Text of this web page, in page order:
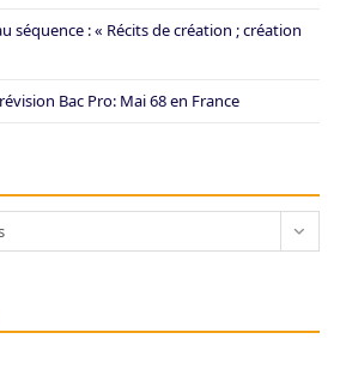
séquence : « Récits de création ; création
Bac Pro: Mai 68 en France